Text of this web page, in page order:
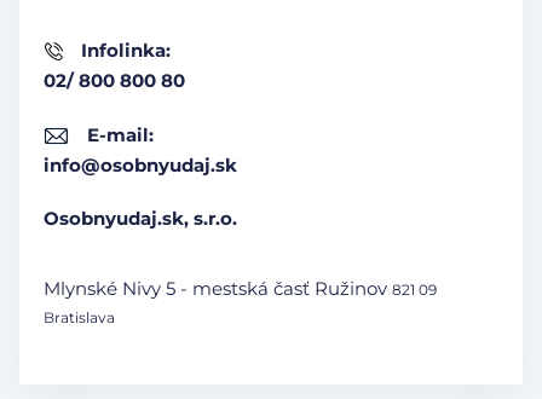
Infolinka:
02/ 800 800 80
E-mail:
info@osobnyudaj.sk
Osobnyudaj.sk, s.r.o.
Mlynské Nivy 5 - mestská časť Ružinov 821 09
Bratislava